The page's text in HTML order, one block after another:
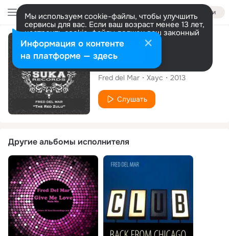
Войти
Мы используем cookie-файлы, чтобы улучшить
сервисы для вас. Если ваш возраст менее 13 лет,
настроить cookie-файлы должен ваш законный
представитель. Больше информации
Разрешить все Настроить
Сингл
The Red Zulu
Fred del Mar Хаус 2013
Слушать
Другие альбомы исполнителя
Информация о контенте
на платформе — здесь